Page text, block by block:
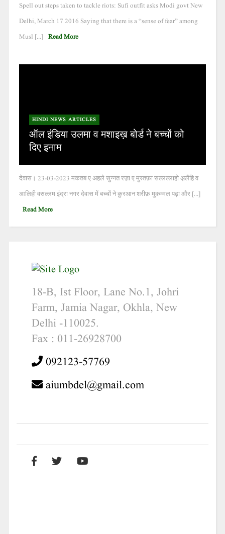
Spell out steps taken to tackle riots: Sufi outfit asks Modi govt New
Delhi, March 17 2016 Saying that there is a “sense of fear” among
Musl [...] Read More
HINDI NEWS ARTICLES
ऑल इंडिया उलमा व मशाइख़ बोर्ड ने बच्चों को
दिए इनाम
देवास। 23-03-2023 मकतब ए अहले सुन्नत रज़ा ए मुस्तफ़ा सल्लल्लाहो अ़लैहि व
आलिही वसल्लम इंद्रा नगर देवास में बच्चों ने क़ुरआन शरीफ़ मुकम्मल पढ़ा और [...]
Read More
18-B, Ist Floor, Lane No.1, Johri
Farm, Jamia Nagar, Okhla, New
Delhi -110025.
Fax : 011-26928700
092123-57769
aiumbdel@gmail.com